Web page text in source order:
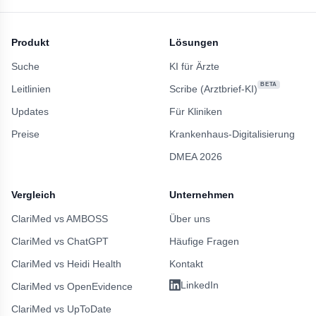
Produkt
Suche
Leitlinien
Updates
Preise
Lösungen
KI für Ärzte
Scribe (Arztbrief-KI)
BETA
Für Kliniken
Krankenhaus-Digitalisierung
DMEA 2026
Vergleich
ClariMed vs AMBOSS
ClariMed vs ChatGPT
ClariMed vs Heidi Health
ClariMed vs OpenEvidence
ClariMed vs UpToDate
Unternehmen
Über uns
Häufige Fragen
Kontakt
LinkedIn